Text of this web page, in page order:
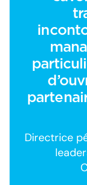
Directrice